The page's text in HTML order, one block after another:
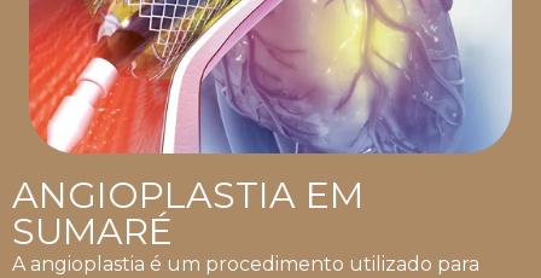
ANGIOPLASTIA EM
SUMARÉ
A angioplastia é um procedimento utilizado para